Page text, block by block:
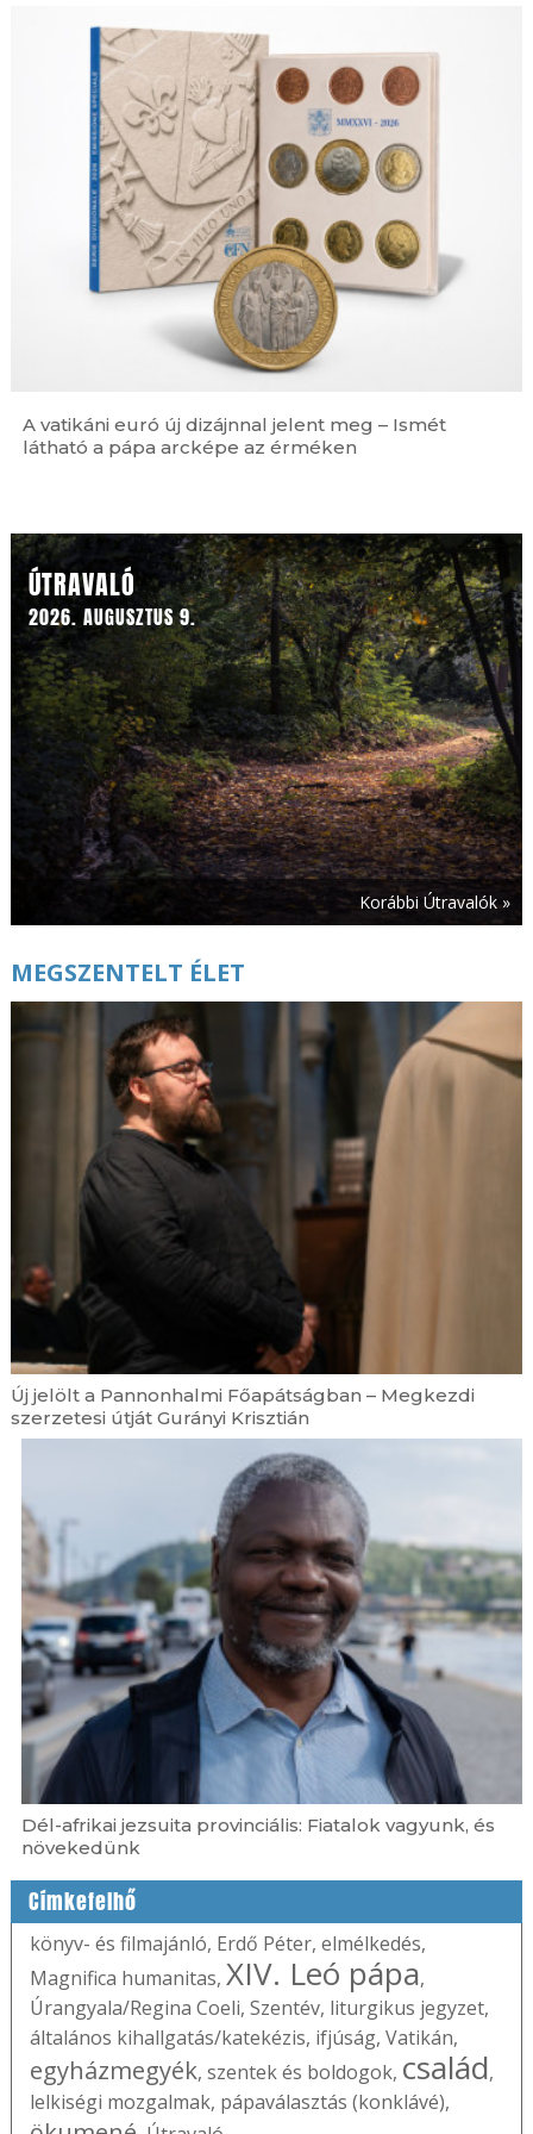
A vatikáni euró új dizájnnal jelent meg – Ismét
látható a pápa arcképe az érméken
ÚTRAVALÓ
2026. AUGUSZTUS 9.
Korábbi Útravalók »
MEGSZENTELT ÉLET
Új jelölt a Pannonhalmi Főapátságban – Megkezdi
szerzetesi útját Gurányi Krisztián
Dél-afrikai jezsuita provinciális: Fiatalok vagyunk, és
növekedünk
Címkefelhő
könyv- és filmajánló, Erdő Péter, elmélkedés,
Magnifica humanitas, XIV. Leó pápa,
Úrangyala/Regina Coeli, Szentév, liturgikus jegyzet,
általános kihallgatás/katekézis, ifjúság, Vatikán,
egyházmegyék, szentek és boldogok, család,
lelkiségi mozgalmak, pápaválasztás (konklávé),